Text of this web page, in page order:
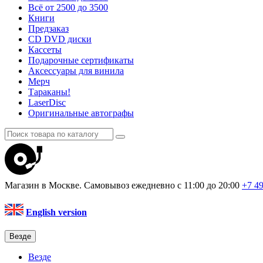
Всё от 2500 до 3500
Книги
Предзаказ
CD DVD диски
Кассеты
Подарочные сертификаты
Аксессуары для винила
Мерч
Тараканы!
LaserDisc
Оригинальные автографы
Магазин в Москве. Самовывоз ежедневно с 11:00 до 20:00 +7
English version
Везде
Везде